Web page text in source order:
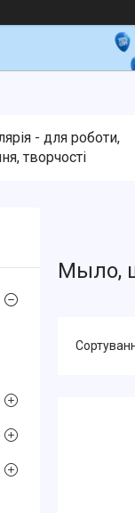
- для роботи,
творчості
Мыло,